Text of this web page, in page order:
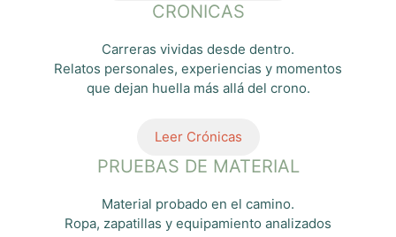
CRONICAS
Carreras vividas desde dentro.
Relatos personales, experiencias y momentos
que dejan huella más allá del crono.
Leer Crónicas
PRUEBAS DE MATERIAL
Material probado en el camino.
Ropa, zapatillas y equipamiento analizados